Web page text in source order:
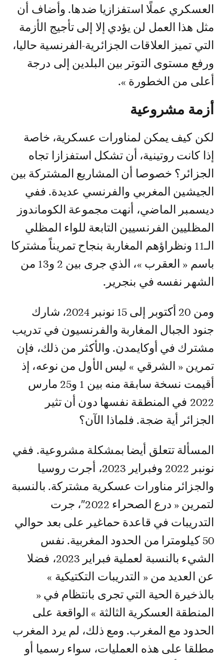
العسكري عملًا استفزازيا ضدها. وأضاف أن
مثل هذا العمل لن يؤدي إلا إلى تأجيج الأزمة
التي تميز العلاقات الجزائرية-الفرنسية حاليا،
ورفع مستوى التوتر بين البلدين إلى درجة
أعلى من الخطورة ».
أزمة مشروعية
لكن كيف يمكن لمناورات عسكرية، خاصة
إذا كانت روتينية، أن تشكل استفزازا تجاه
الجزائر؟ خصوصا أن المشاريع المشتركة بين
الجيشين المغربي والفرنسي عديدة. ففي
ديسمبر الماضي، أنهت مجموعة الكوماندوز
المظليين الفرنسيين التابعة للواء المظلي
الـ11 ونظراؤهم المغاربة بنجاح تمريناً مشتركا
باسم « العقرب »، الذي جرى بين 2 و13 من
الشهر نفسه في بنجرير.
ومن 20 أكتوبر إلى 15 نونبر 2024، شارك
جنود الجبال المغاربة والفرنسيون في تدريب
مشترك في أوكايمدن. والأكثر من ذلك، فإن
تمرين « الشرقي » ليس الأول من نوعه، إذ
أقيمت نسخة سابقة منه بين 1 و25 مارس
2022 في المنطقة نفسها دون أن تثير
الجزائر أية ضجة. فلماذا الآن؟
المسألة تتعلق أيضا بمشكلة مشروعية. ففي
نونبر 2022 وفبراير 2023، أجرت روسيا
والجزائر مناورات عسكرية مشتركة. بالنسبة
لتمرين « درع الصحراء 2022″، جرت
التدريبات في قاعدة حماغير على بعد حوالي
50 كيلومترا من الحدود المغربية. نفس
الشيء بالنسبة لعملية فبراير 2023، فضلا
عن العديد من « التدريبات التكتيكية »
بالذخيرة الحية التي تجرى بانتظام في «
المنطقة العسكرية الثالثة » الواقعة على
الحدود مع المغرب. ومع ذلك، لم يرد المغرب
مطلقا على هذه العمليات، سواء رسميا أو